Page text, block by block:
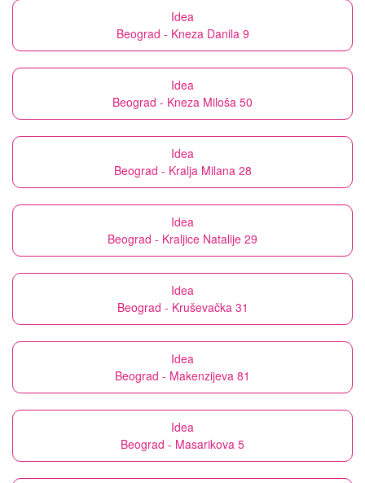
Idea
Beograd - Kneza Danila 9
Idea
Beograd - Kneza Miloša 50
Idea
Beograd - Kralja Milana 28
Idea
Beograd - Kraljice Natalije 29
Idea
Beograd - Kruševačka 31
Idea
Beograd - Makenzijeva 81
Idea
Beograd - Masarikova 5